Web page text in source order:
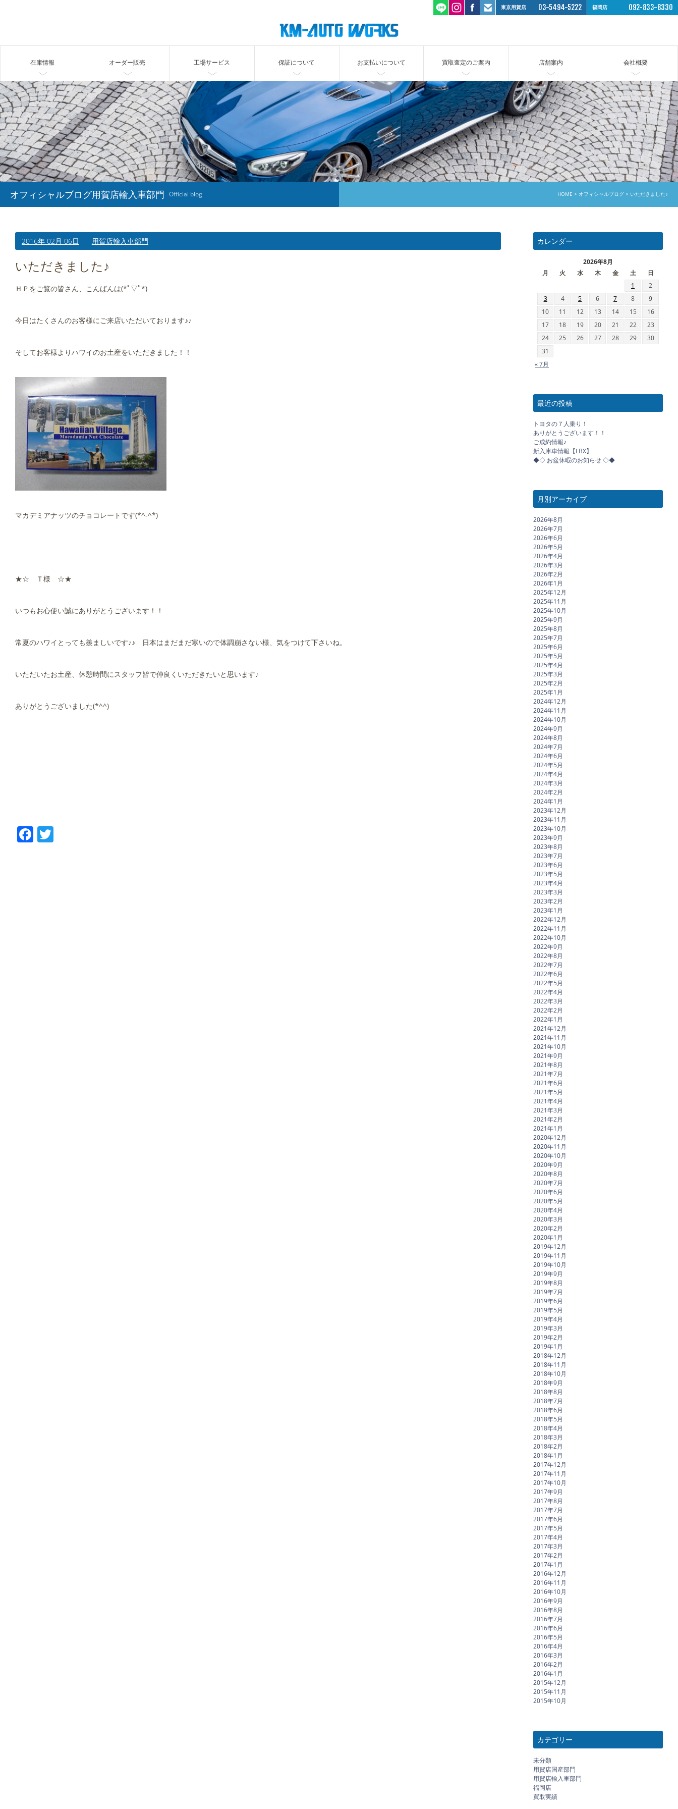
東京用賀店 03-5494-5222 福岡店 092-833-8330
在庫情報 オーダー販売 工場サービス 保証について お支払いについて 買取査定のご案内 店舗案内 会社概要
オフィシャルブログ用賀店輸入車部門 Official blog HOME オフィシャルブログ いただきました♪
2016年 02月 06日 用賀店輸入車部門
いただきました♪
ＨＰをご覧の皆さん、こんばんは(*ﾟ▽ﾟ*)
今日はたくさんのお客様にご来店いただいております♪♪
そしてお客様よりハワイのお土産をいただきました！！
マカデミアナッツのチョコレートです(*^-^*)
★☆ Ｔ様 ☆★
いつもお心使い誠にありがとうございます！！
常夏のハワイとっても羨ましいです♪♪ 日本はまだまだ寒いので体調崩さない様、気をつけて下さいね。
いただいたお土産、休憩時間にスタッフ皆で仲良くいただきたいと思います♪
ありがとうございました(*^^)
Facebook
カレンダー
2026年8月
月
火 水 木 金 土
日
1
2
3
4 5 6 7 8
9
10
11 12 13 14 15
16
17
18 19 20 21 22
23
24
25 26 27 28 29
30
31
« 7月
最近の投稿
トヨタの７人乗り！
ありがとうございます！！
ご成約情報♪
新入庫車情報【LBX】
◆◇ お盆休暇のお知らせ ◇◆
月別アーカイブ
2026年8月
2026年7月
2026年6月
2026年5月
2026年4月
2026年3月
2026年2月
2026年1月
2025年12月
2025年11月
2025年10月
2025年9月
2025年8月
2025年7月
2025年6月
2025年5月
2025年4月
2025年3月
2025年2月
2025年1月
2024年12月
2024年11月
2024年10月
2024年9月
2024年8月
2024年7月
2024年6月
2024年5月
2024年4月
2024年3月
2024年2月
2024年1月
2023年12月
2023年11月
2023年10月
2023年9月
2023年8月
2023年7月
2023年6月
2023年5月
2023年4月
2023年3月
2023年2月
2023年1月
2022年12月
2022年11月
2022年10月
2022年9月
2022年8月
2022年7月
2022年6月
2022年5月
2022年4月
2022年3月
2022年2月
2022年1月
2021年12月
2021年11月
2021年10月
2021年9月
2021年8月
2021年7月
2021年6月
2021年5月
2021年4月
2021年3月
2021年2月
2021年1月
2020年12月
2020年11月
2020年10月
2020年9月
2020年8月
2020年7月
2020年6月
2020年5月
2020年4月
2020年3月
2020年2月
2020年1月
2019年12月
2019年11月
2019年10月
2019年9月
2019年8月
2019年7月
2019年6月
2019年5月
2019年4月
2019年3月
2019年2月
2019年1月
2018年12月
2018年11月
2018年10月
2018年9月
2018年8月
2018年7月
2018年6月
2018年5月
2018年4月
2018年3月
2018年2月
2018年1月
2017年12月
2017年11月
2017年10月
2017年9月
2017年8月
2017年7月
2017年6月
2017年5月
2017年4月
2017年3月
2017年2月
2017年1月
2016年12月
2016年11月
2016年10月
2016年9月
2016年8月
2016年7月
2016年6月
2016年5月
2016年4月
2016年3月
2016年2月
2016年1月
2015年12月
2015年11月
2015年10月
カテゴリー
未分類
用賀店国産部門
用賀店輸入車部門
福岡店
買取実績